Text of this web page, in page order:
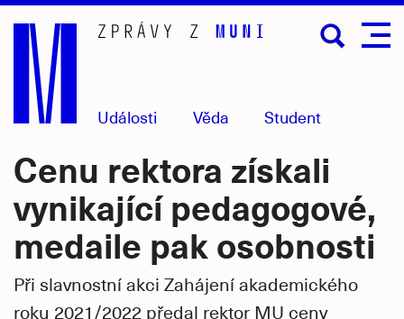
Přejít
hlavní
obsah
Události Věda Student
Cenu rektora získali
vynikající pedagogové,
medaile pak osobnosti
Při slavnostní akci Zahájení akademického
roku 2021/2022 předal rektor MU ceny